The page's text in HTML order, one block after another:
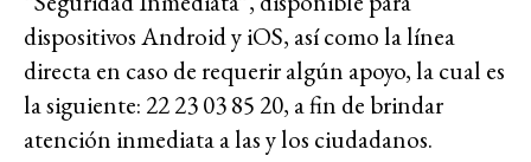
dispositivos Android y iOS, así como la línea
directa en caso de requerir algún apoyo, la cual es
la siguiente: 22 23 03 85 20, a fin de brindar
atención inmediata a las y los ciudadanos.